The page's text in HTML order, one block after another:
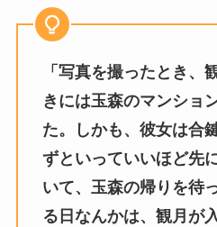
「写真を撮ったとき、
きには玉森のマンショ
た。しかも、彼女は合
ずといっていいほど先
いて、玉森の帰りを待
る日なんかは、観月が